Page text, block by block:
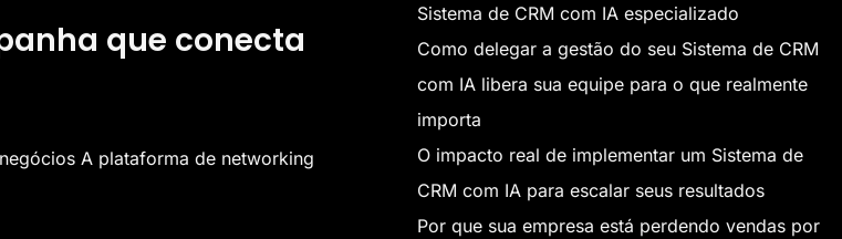
que conecta
A plataforma de networking
Sistema de CRM com IA especializado
Como delegar a gestão do seu Sistema de CRM
com IA libera sua equipe para o que realmente
importa
O impacto real de implementar um Sistema de
CRM com IA para escalar seus resultados
Por que sua empresa está perdendo vendas por